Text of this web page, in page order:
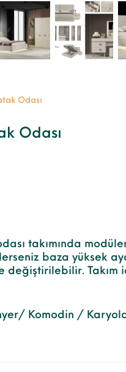
Odası
Odası
takımında
baza yüksek
değiştirilebilir. Takım
Komodin /